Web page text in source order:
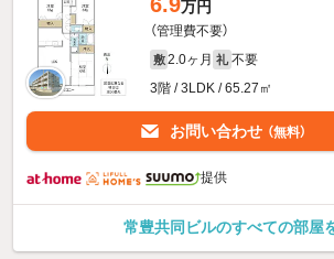
万円
（管理費不要）
敷 2.0ヶ月 礼 不要
3階 / 3LDK / 65.27㎡
お問い合わせ （無料）
提供
常豊共同ビルのすべての部屋